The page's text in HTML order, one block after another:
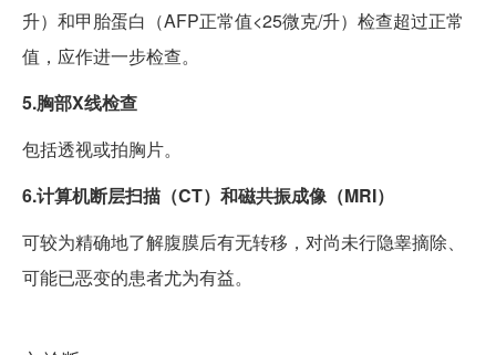
升）和甲胎蛋白（AFP正常值<25微克/升）检查超过正常
值，应作进一步检查。
5.胸部X线检查
包括透视或拍胸片。
6.计算机断层扫描（CT）和磁共振成像（MRI）
可较为精确地了解腹膜后有无转移，对尚未行隐睾摘除、
可能已恶变的患者尤为有益。